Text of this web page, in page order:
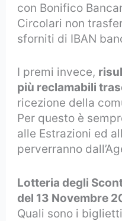
con Bonifico
Circolari non
sforniti di IBAN
I premi invece,
più reclamabili
ricezione della
Per questo è
alle Estrazioni ed
perverranno
Lotteria degli
del 13 Novembre
Quali sono i